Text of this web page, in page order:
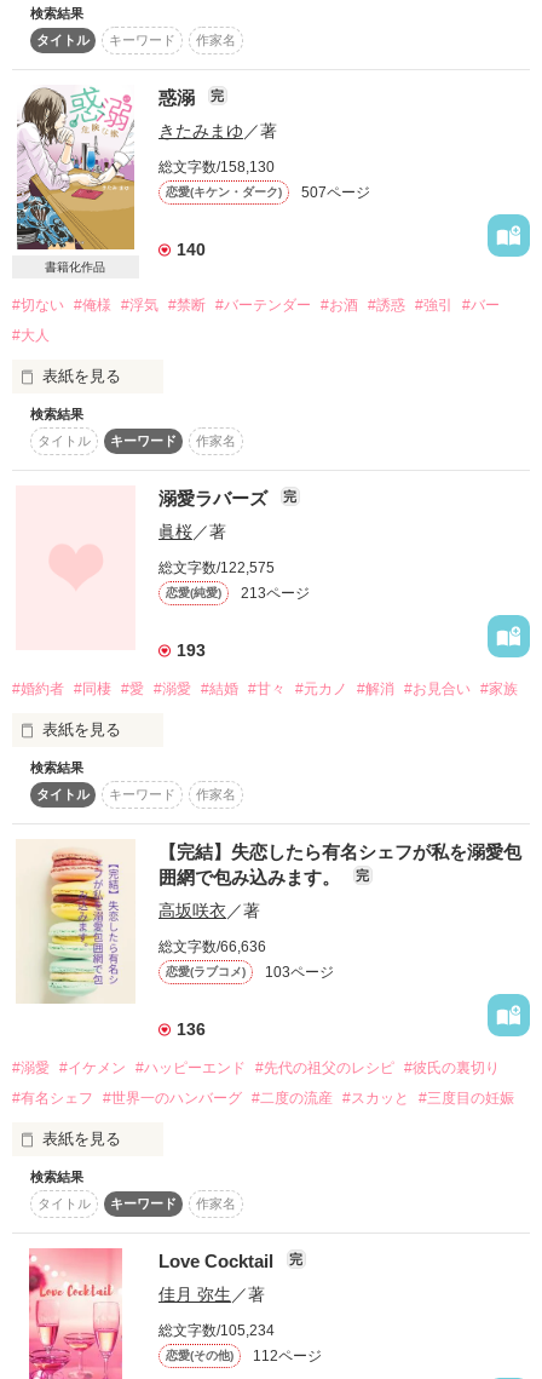
＊＊野いちご総合ランキング＊＊
最高2位
＊Berry's  cafe  最高  3位＊
＊ベリーズ文庫大賞応募作品＊
『彼はホスト』
＊《続》俺様ホストに愛されて公開中＊
〜皆様に最大級の愛と感謝を込めて〜
作品を読む
日本酒バー『友 (YOU)』オーナー兼『KUONホテル』バーテ
ンダー。サイドアップの似合う王子様系美男。
前作のホテル王のお話に出てくるバーテンダー悠のお話です。
黒で埋め尽くされる深い夜も
先の見えない無い静かな時間も
あなたとなら…
「俺から離れんじゃねェよ」
そう思えたの。
……………………………………………
ファン登録者数6000名様突破！！
感謝感謝です。
検索結果
タイトル
キーワード 作家名
書籍化作品
惑溺 完
きたみまゆ ／著
総文字数/158,130
恋愛(キケン・ダーク) 507ページ
140
#切ない #俺様 #浮気 #禁断 #バーテンダー #お酒 #誘惑 #強引
#バー
#大人
表紙を見る
『本当に嫌なら、
もっと必死で抵抗しろよ』
好きになっちゃいけない人なのに
どんなに好きになったって
意地っ張りなOL
×
傲慢なバーテンダー
『お願い、優しくしないで
もっと乱暴にして……』
どうせ叶わない恋なら
最初から
出会いたくなかった
2017.09.26
『わたしの、ハジメテノヒト』を公開しました。
作品を読む
検索結果
タイトル
キーワード 作家名
溺愛ラバーズ 完
眞桜／著
総文字数/122,575
恋愛(純愛) 213ページ
193
#婚約者 #同棲 #愛 #溺愛 #結婚 #甘々 #元カノ #解消 #お見合い #家族
表紙を見る
  今まで仕事優先だった
「俺は君より仕事を取るよ。」
「悪いけど、愛はない。」
    俺が仕事人間でも
検索結果
タイトル
キーワード 作家名
【完結】失恋したら有名シェフが私を溺愛包
囲網で包み込みます。
完
高坂咲衣／著
総文字数/66,636
恋愛(ラブコメ) 103ページ
136
#溺愛 #イケメン #ハッピーエンド #先代の祖父のレシピ #彼氏の裏切り
#有名シェフ
#世界一のハンバーグ #二度の流産 #スカッと #三度目の妊娠
表紙を見る
交際して二年になる彼氏がいる主人公の豊佳（とよか）
豊佳は交際二年の記念日の前日、彼氏である龍樹（たつき）
が知らない女と身体を重ね合っている姿を目撃してしまう。
どういうことなのかと問い詰めると、龍樹はなんと【セフ
レ】だと言い出して……。
豊佳は信じていた龍樹に裏切られたと知り、別れを切り出
検索結果
タイトル
キーワード 作家名
Love Cocktail 完
佳月 弥生 ／著
総文字数/105,234
恋愛(その他) 112ページ